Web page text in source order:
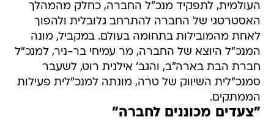
העולמית, לתפקיד מנכ"ל החברה, כחלק מהמהלך
האסטרטגי של החברה להתרחב גלובלית ולהפוך
לאחת מהמובילות בתחומה בעולם. במקביל, מונה
המנכ"ל היוצא של החברה, מר עמיחי בר-ניר, למנכ"ל
חברת הבת בארה"ב, והגב' אילנית רוט, לשעבר
סמנכ"לית השיווק של טרה, מונתה למנכ"לית פעילות
הממתקים.
"צעדים מכוננים לחברה"